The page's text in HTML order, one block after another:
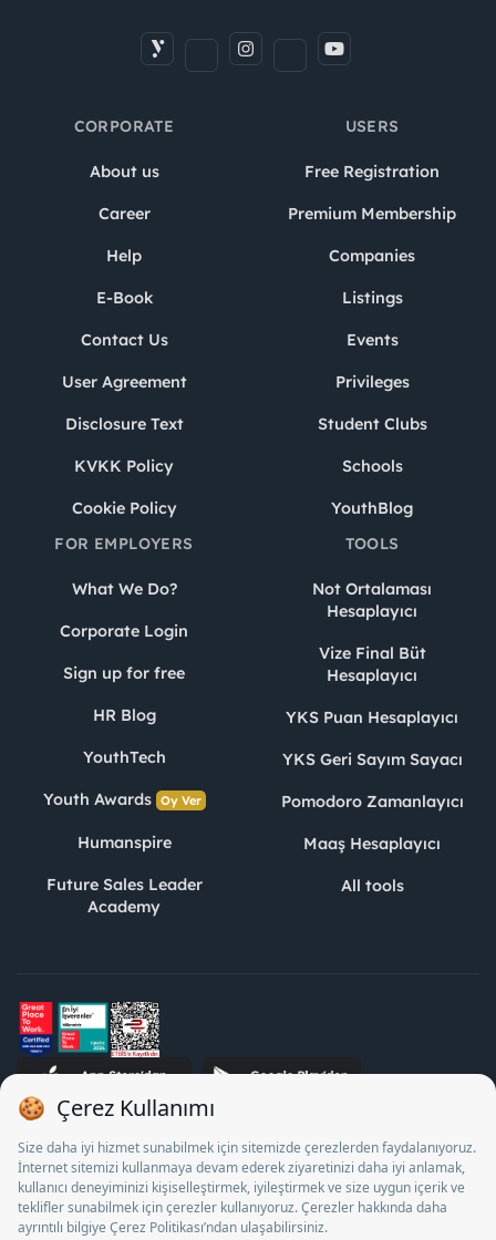
CORPORATE
About us
Career
Help
E-Book
Contact Us
User Agreement
Disclosure Text
KVKK Policy
Cookie Policy
USERS
Free Registration
Premium Membership
Companies
Listings
Events
Privileges
Student Clubs
Schools
YouthBlog
FOR EMPLOYERS
What We Do?
Corporate Login
Sign up for free
HR Blog
YouthTech
Youth Awards Oy Ver
Humanspire
Future Sales Leader
Academy
TOOLS
Not Ortalaması
Hesaplayıcı
Vize Final Büt
Hesaplayıcı
YKS Puan Hesaplayıcı
YKS Geri Sayım Sayacı
Pomodoro Zamanlayıcı
Maaş Hesaplayıcı
All tools
STJ Human Resources Informatics and Consultancy Inc. as a
Private Employment Agency to operate between 13/05/2025 -
12/05/2028, Turkey Employment Agency by 18/04/2025 date
and 18095710 numbered decision in accordance with the